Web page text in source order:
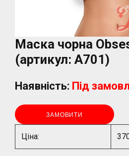
Маска чорна
(артикул: A701)
Наявність: Під
ЗАМОВИТИ
Ціна: